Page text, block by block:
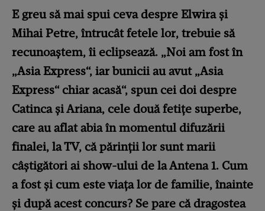
E greu să mai spui ceva despre Elwira și
Mihai Petre, întrucât fetele lor, trebuie să
recunoaștem, îi eclipsează. „Noi am fost în
„Asia Express“, iar bunicii au avut „Asia
Express“ chiar acasă“, spun cei doi despre
Catinca și Ariana, cele două fetițe superbe,
care au aflat abia în momentul difuzării
finalei, la TV, că părinții lor sunt marii
câștigători ai show-ului de la Antena 1. Cum
a fost și cum este viața lor de familie, înainte
și după acest concurs? Se pare că dragostea